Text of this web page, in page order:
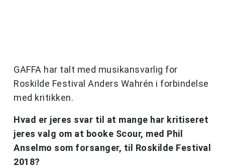
GAFFA har talt med musikansvarlig for
Roskilde Festival Anders Wahrén i forbindelse
med kritikken.
Hvad er jeres svar til at mange har kritiseret
jeres valg om at booke Scour, med Phil
Anselmo som forsanger, til Roskilde Festival
2018?